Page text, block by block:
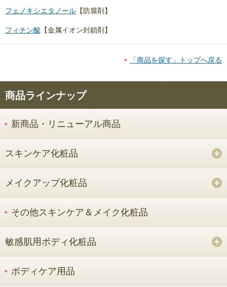
フェノキシエタノール 【防腐剤】
フィチン酸 【金属イオン封鎖剤】
「商品を探す」トップへ戻る
商品ラインナップ
新商品・リニューアル商品
スキンケア化粧品
メイクアップ化粧品
その他スキンケア＆メイク化粧品
敏感肌用ボディ化粧品
ボディケア用品